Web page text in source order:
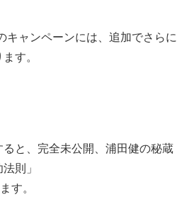
キャンペーンには、追加でさらに
す。
と、完全未公開、浦田健の秘蔵
則」
す。